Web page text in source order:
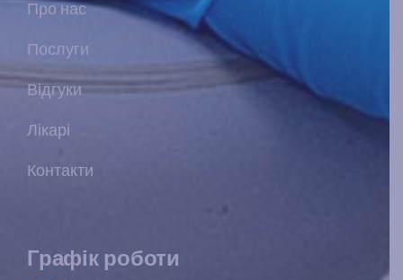
Про нас
Послуги
Відгуки
Лікарі
Контакти
Графік роботи